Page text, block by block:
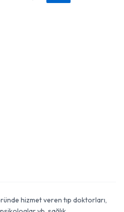
hizmet veren tıp doktorları,